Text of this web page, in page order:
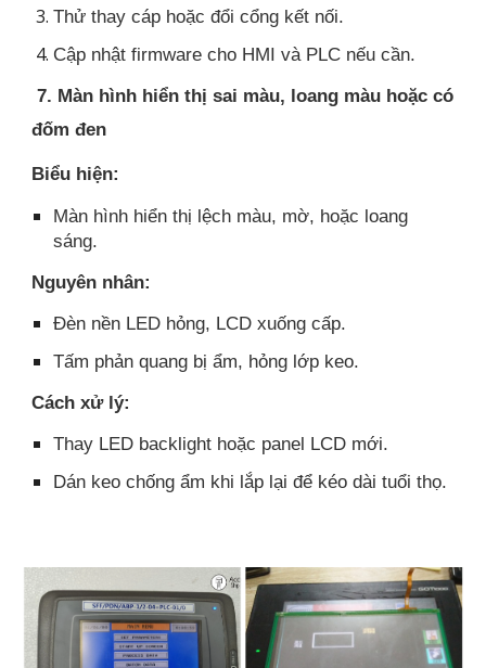
Thử thay cáp hoặc đổi cổng kết nối.
Cập nhật firmware cho HMI và PLC nếu cần.
7. Màn hình hiển thị sai màu, loang màu hoặc có
đốm đen
Biểu hiện:
Màn hình hiển thị lệch màu, mờ, hoặc loang
sáng.
Nguyên nhân:
Đèn nền LED hỏng, LCD xuống cấp.
Tấm phản quang bị ẩm, hỏng lớp keo.
Cách xử lý:
Thay LED backlight hoặc panel LCD mới.
Dán keo chống ẩm khi lắp lại để kéo dài tuổi thọ.